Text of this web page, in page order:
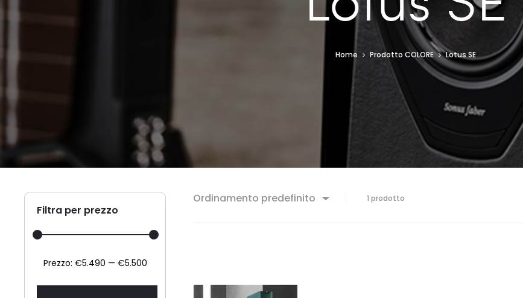
Home Prodotto COLORE Lotus SE
Ordinamento predefinito 1 prodotto
Filtra per prezzo
Prezzo
Prezzo
Prezzo: €5.490 — €5.500